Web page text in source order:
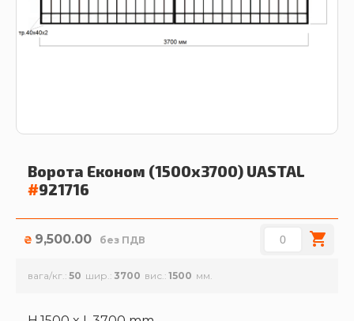
Ворота Економ (1500х3700) UASTAL
#921716
₴ 9,500.00 без ПДВ
вага/кг. 50 шир. 3700 вис. 1500